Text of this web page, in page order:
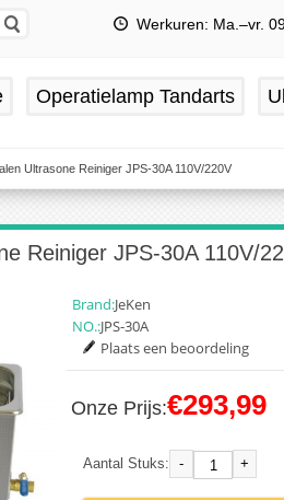
Werkuren: Ma.–vr.
Operatielamp Tandarts
Ultrasone Reiniger JPS-30A 110V/220V
Reiniger JPS-30A 110V/
Brand:JeKen
NO.:JPS-30A
Plaats een beoordeling
Onze Prijs:€293,99
Aantal Stuks: - +